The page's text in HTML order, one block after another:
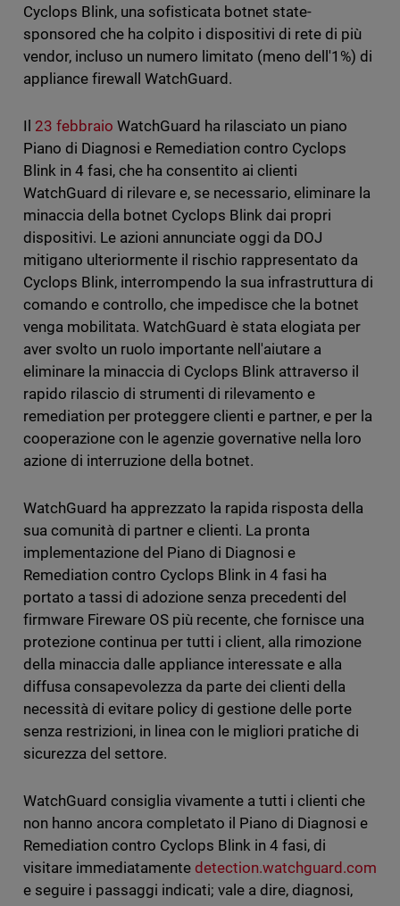
Cyclops Blink, una sofisticata botnet state-
sponsored che ha colpito i dispositivi di rete di più
vendor, incluso un numero limitato (meno dell'1%) di
appliance firewall WatchGuard.
Il 23 febbraio WatchGuard ha rilasciato un piano
Piano di Diagnosi e Remediation contro Cyclops
Blink in 4 fasi, che ha consentito ai clienti
WatchGuard di rilevare e, se necessario, eliminare la
minaccia della botnet Cyclops Blink dai propri
dispositivi. Le azioni annunciate oggi da DOJ
mitigano ulteriormente il rischio rappresentato da
Cyclops Blink, interrompendo la sua infrastruttura di
comando e controllo, che impedisce che la botnet
venga mobilitata. WatchGuard è stata elogiata per
aver svolto un ruolo importante nell'aiutare a
eliminare la minaccia di Cyclops Blink attraverso il
rapido rilascio di strumenti di rilevamento e
remediation per proteggere clienti e partner, e per la
cooperazione con le agenzie governative nella loro
azione di interruzione della botnet.
WatchGuard ha apprezzato la rapida risposta della
sua comunità di partner e clienti. La pronta
implementazione del Piano di Diagnosi e
Remediation contro Cyclops Blink in 4 fasi ha
portato a tassi di adozione senza precedenti del
firmware Fireware OS più recente, che fornisce una
protezione continua per tutti i client, alla rimozione
della minaccia dalle appliance interessate e alla
diffusa consapevolezza da parte dei clienti della
necessità di evitare policy di gestione delle porte
senza restrizioni, in linea con le migliori pratiche di
sicurezza del settore.
WatchGuard consiglia vivamente a tutti i clienti che
non hanno ancora completato il Piano di Diagnosi e
Remediation contro Cyclops Blink in 4 fasi, di
visitare immediatamente detection.watchguard.com
e seguire i passaggi indicati; vale a dire, diagnosi,